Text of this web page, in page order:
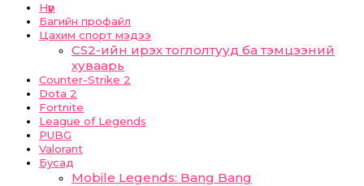
Нүүр
Багийн профайл
Цахим спорт мэдээ
CS2-ийн ирэх тоглолтууд ба тэмцээний
хуваарь
Counter-Strike 2
Dota 2
Fortnite
League of Legends
PUBG
Valorant
Бусад
Mobile Legends: Bang Bang